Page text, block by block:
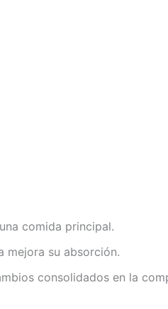
comida principal.
mejora su absorción.
consolidados en la